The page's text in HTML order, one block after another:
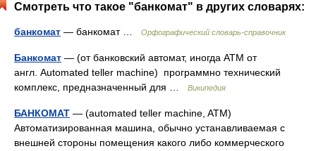
Смотреть что такое "банкомат" в других словарях:
банкомат — банкомат … Орфографический словарь-справочник
Банкомат — (от банковский автомат, иногда ATM от
англ. Automated teller machine) программно технический
комплекс, предназначенный для …
Википедия
БАНКОМАТ — (automated teller machine, ATM)
Автоматизированная машина, обычно устанавливаемая с
внешней стороны помещения какого либо коммерческого